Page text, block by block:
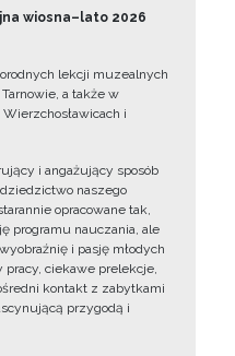
wiosna–lato 2026
lekcji muzealnych
a także w
i
i angażujący sposób
naszego
opracowane tak,
programu nauczania, ale
i pasję młodych
ciekawe prelekcje,
kontakt z zabytkami
przygodą i